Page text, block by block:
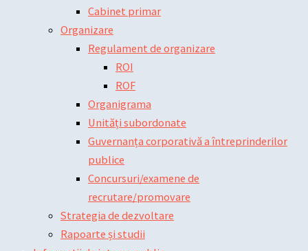
Cabinet primar
Organizare
Regulament de organizare
ROI
ROF
Organigrama
Unități subordonate
Guvernanța corporativă a întreprinderilor
publice
Concursuri/examene de
recrutare/promovare
Strategia de dezvoltare
Rapoarte și studii